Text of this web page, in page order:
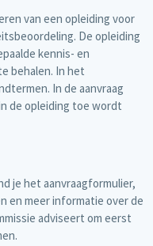
van een opleiding voor
De opleiding
kennis- en
behalen. In het
In de aanvraag
de opleiding toe wordt
je het aanvraagformulier,
en meer informatie over de
adviseert om eerst